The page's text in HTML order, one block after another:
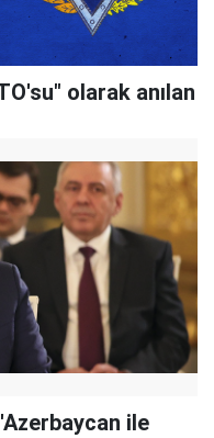
olarak anılan
ile